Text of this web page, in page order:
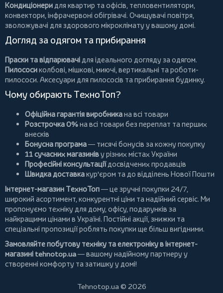
Кондиціонеридля квартир та офісів, тепловентилятори,
конвектори,інфрачервоні обігрівачі. Очищувачі повітря,
зволожувачі для здорового мікроклімату у вашому домі.
Догляд за одягом та прибирання
Праски та відпарювачідля ідеального догляду за одягом.
Пилососиколбові,мішкові,миючі,вертикальні тароботи-
пилососи. Аксесуари для пилососів та прибирання будинку.
Чому обирають ТехноТоп?
Офіційна гарантія виробникана всі товари
Розстрочка 0%на всі товари без переплат та перших
внесків
Бонусна програма— тисячі бонусів за кожну покупку
11 сучасних магазиніву різних містах України
Професійні консультаціїдосвідчених продавців
Швидка доставкакур'єром та до відділень Нової Пошти
Інтернет-магазин ТехноТоп— це зручні покупки 24/7,
широкий асортимент, конкурентні ціни та надійний сервіс. Ми
пропонуємо техніку для дому, офісу, подарунків за
найкращими цінами в Україні. Постійні акції, знижки та
спеціальні пропозиції роблять покупки ще більш вигідними.
Замовляйте побутову техніку та електроніку в інтернет-
магазині tehnotop.ua— вашому надійному партнеру у
створенні комфорту та затишку у домі!
Tehnotop.ua © 2026